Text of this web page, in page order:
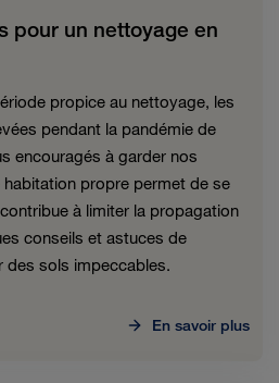
pour un nettoyage en
propice au nettoyage, les
pendant la pandémie de
encouragés à garder nos
propre permet de se
à limiter la propagation
conseils et astuces de
des sols impeccables.
En savoir plus